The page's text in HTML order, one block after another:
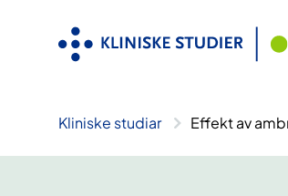
Kliniske studiar Effekt av